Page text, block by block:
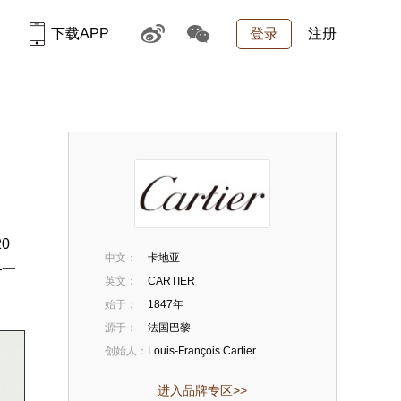
登录 注册
下载APP
中文：
卡地亚
英文：
CARTIER
始于：
1847年
源于：
法国巴黎
创始人： Louis-François Cartier
进入品牌专区>>